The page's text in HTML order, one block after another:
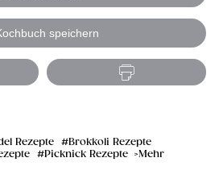
speichern
Rezepte
Brokkoli Rezepte
Picknick Rezepte Mehr